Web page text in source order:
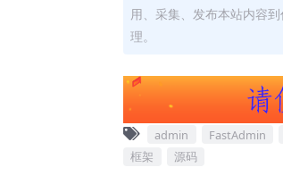
用、采集、发布本站内容
理。
admin FastAdmin
框架
源码